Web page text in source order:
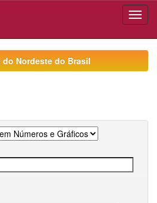
do Nordeste do Brasil